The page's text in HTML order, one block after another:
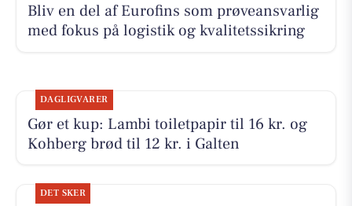
Bliv en del af Eurofins som prøveansvarlig
med fokus på logistik og kvalitetssikring
DAGLIGVARER
Gør et kup: Lambi toiletpapir til 16 kr. og
Kohberg brød til 12 kr. i Galten
DET SKER